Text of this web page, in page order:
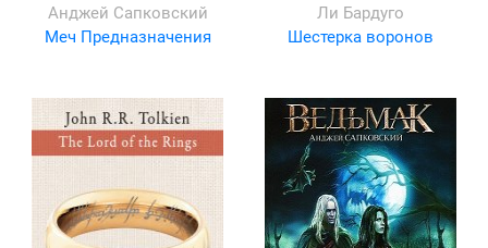
Анджей Сапковский
Меч Предназначения
Ли Бардуго
Шестерка воронов